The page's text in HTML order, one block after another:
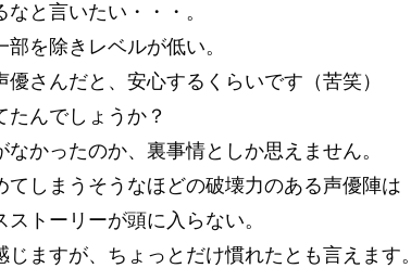
と言いたい・・・。
を除きレベルが低い。
さんだと、安心するくらいです（苦笑）
んでしょうか？
かったのか、裏事情としか思えません。
しまうそうなほどの破壊力のある声優陣は
トーリーが頭に入らない。
ますが、ちょっとだけ慣れたとも言えます。